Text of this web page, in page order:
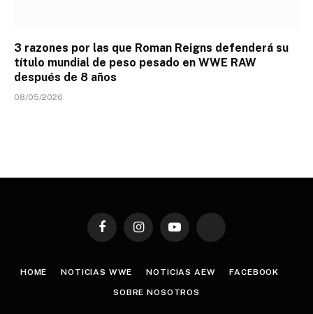
3 razones por las que Roman Reigns defenderá su
título mundial de peso pesado en WWE RAW
después de 8 años
08/05/2026
FacebookInstagramYouTube TikTok
HOME NOTICIAS WWE NOTICIAS AEW FACEBOOK
SOBRE NOSOTROS